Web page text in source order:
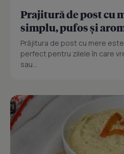
Prajitură de post cu
simplu, pufos și
Prăjitura de post cu mere
perfect pentru zilele în care
sau...